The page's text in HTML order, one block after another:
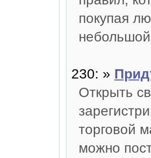
покупая
230: »
Открыть
торговой
можно